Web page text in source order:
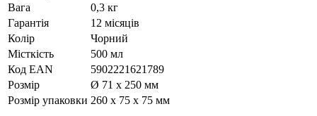
Вага
0,3 кг
Гарантія
12 місяців
Колір
Чорний
Місткість
500 мл
Код ЕАN
5902221621789
Розмір
Ø 71 x 250 мм
Розмір упаковки 260 х 75 х 75 мм